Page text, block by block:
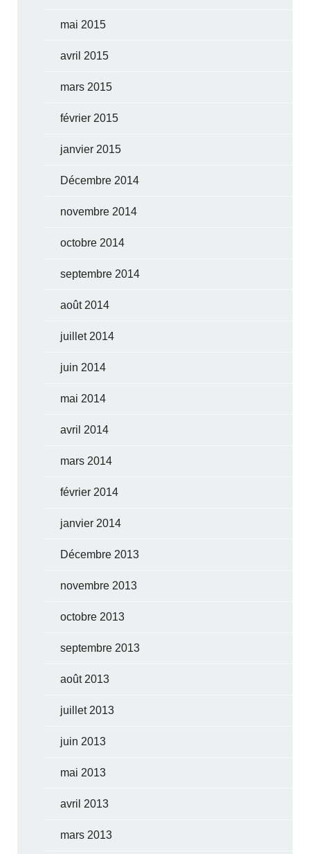
mai 2015
avril 2015
mars 2015
février 2015
janvier 2015
Décembre 2014
novembre 2014
octobre 2014
septembre 2014
août 2014
juillet 2014
juin 2014
mai 2014
avril 2014
mars 2014
février 2014
janvier 2014
Décembre 2013
novembre 2013
octobre 2013
septembre 2013
août 2013
juillet 2013
juin 2013
mai 2013
avril 2013
mars 2013